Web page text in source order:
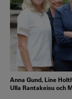
Anna Gund, Line
Ulla Rantakeisu och